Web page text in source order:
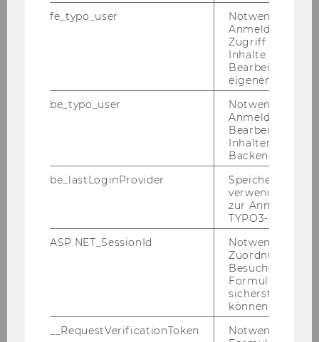
Street Food Mar­ket
In un­se­ren Foodtrucks wer­den in­ter­na­
tio­na­le Spei­sen frisch zu­be­rei­tet. Kom­
men Sie und pro­bie­ren Sie!
fe_typo_user
Notwendig für
Anmeldung und
Zugriff auf
Inhalte oder zur
Bearbeitung des
eigenen Profils.
be_typo_user
Notwendig für
Anmeldung und
Bearbeitung von
Inhalten im
Backend.
be_lastLoginProvider
Speichert die
verwendete
zur Anmeldung
TYPO3-Backend.
ASP.NET_SessionId
Notwendig, um
Zuordnung von
Besucher zu
sicherstellen zu
können.
__RequestVerificationToken
Notwendig, um